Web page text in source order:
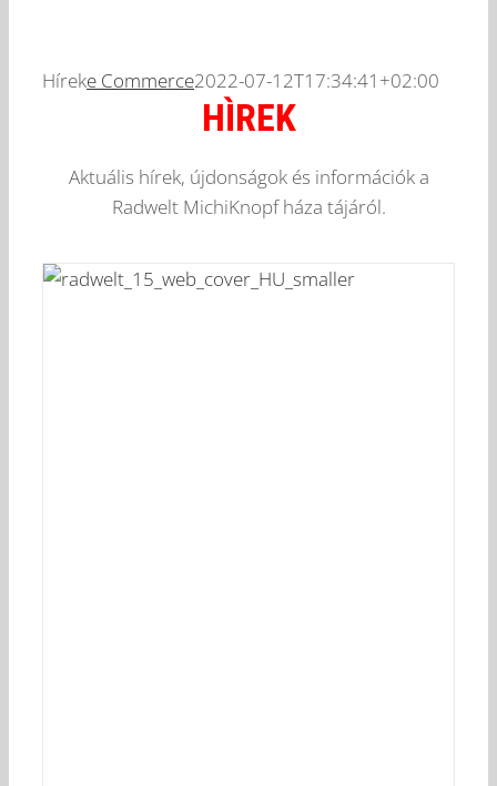
Híreke Commerce2022-07-12T17:34:41+02:00
HÌREK
Aktuális hírek, újdonságok és információk a
Radwelt MichiKnopf háza tájáról.